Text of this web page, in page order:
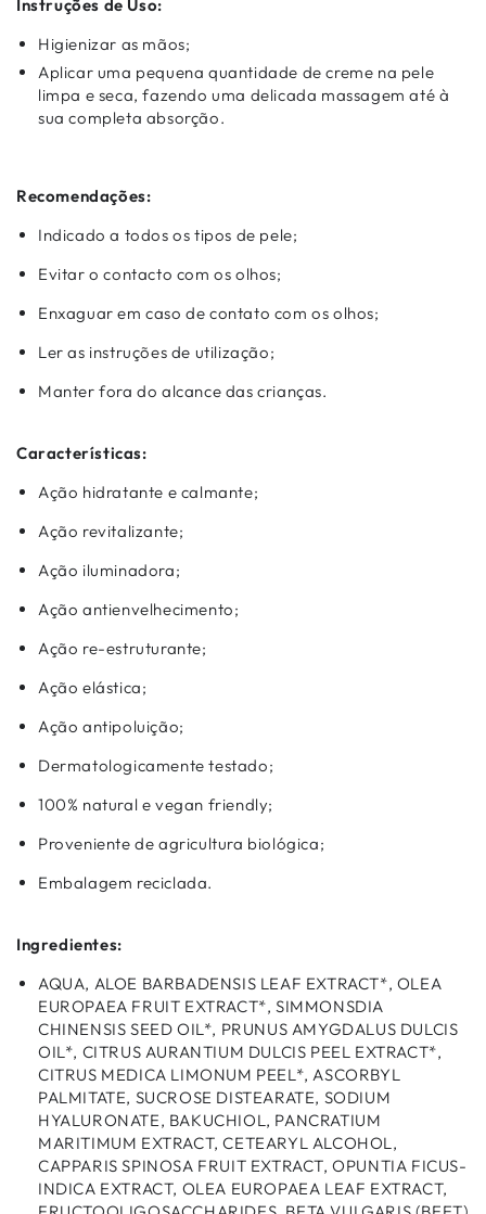
Instruções de Uso:
Higienizar as mãos;
Aplicar uma pequena quantidade de creme na pele
limpa e seca, fazendo uma delicada massagem até à
sua completa absorção.
Recomendações:
Indicado a todos os tipos de pele;
Evitar o contacto com os olhos;
Enxaguar em caso de contato com os olhos;
Ler as instruções de utilização;
Manter fora do alcance das crianças.
Características:
Ação hidratante e calmante;
Ação revitalizante;
Ação iluminadora;
Ação antienvelhecimento;
Ação re-estruturante;
Ação elástica;
Ação antipoluição;
Dermatologicamente testado;
100% natural e vegan friendly;
Proveniente de agricultura biológica;
Embalagem reciclada.
Ingredientes:
AQUA, ALOE BARBADENSIS LEAF EXTRACT*, OLEA
EUROPAEA FRUIT EXTRACT*, SIMMONSDIA
CHINENSIS SEED OIL*, PRUNUS AMYGDALUS DULCIS
OIL*, CITRUS AURANTIUM DULCIS PEEL EXTRACT*,
CITRUS MEDICA LIMONUM PEEL*, ASCORBYL
PALMITATE, SUCROSE DISTEARATE, SODIUM
HYALURONATE, BAKUCHIOL, PANCRATIUM
MARITIMUM EXTRACT, CETEARYL ALCOHOL,
CAPPARIS SPINOSA FRUIT EXTRACT, OPUNTIA FICUS-
INDICA EXTRACT, OLEA EUROPAEA LEAF EXTRACT,